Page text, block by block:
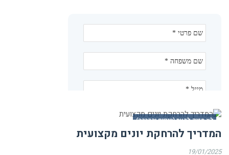
לא מזיק לדעת (טיפים והדרכה)
המדריך להרחקת יונים מקצועית
19/01/2025